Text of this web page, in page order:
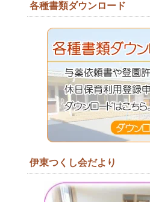
各種書類ダウンロード
伊東つくし会だより